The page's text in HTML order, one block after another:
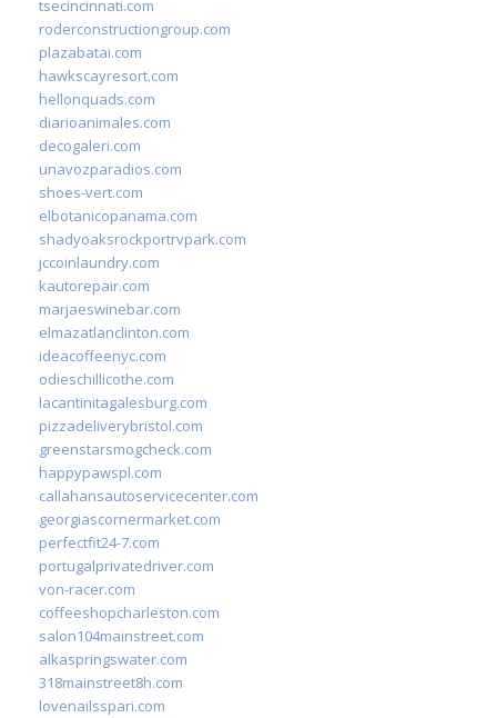
tsecincinnati.com
roderconstructiongroup.com
plazabatai.com
hawkscayresort.com
hellonquads.com
diarioanimales.com
decogaleri.com
unavozparadios.com
shoes-vert.com
elbotanicopanama.com
shadyoaksrockportrvpark.com
jccoinlaundry.com
kautorepair.com
marjaeswinebar.com
elmazatlanclinton.com
ideacoffeenyc.com
odieschillicothe.com
lacantinitagalesburg.com
pizzadeliverybristol.com
greenstarsmogcheck.com
happypawspl.com
callahansautoservicecenter.com
georgiascornermarket.com
perfectfit24-7.com
portugalprivatedriver.com
von-racer.com
coffeeshopcharleston.com
salon104mainstreet.com
alkaspringswater.com
318mainstreet8h.com
lovenailsspari.com